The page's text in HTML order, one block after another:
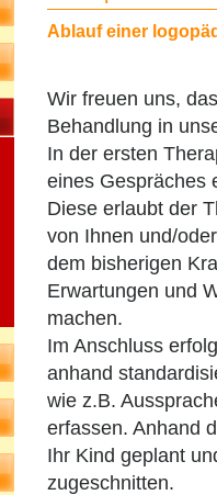
Ablauf einer
Wir freuen uns,
Behandlung in
In der ersten
eines Gespräches
Diese erlaubt der
von Ihnen und/
dem bisherigen
Erwartungen und
machen.
Im Anschluss
anhand
wie z.B.
erfassen. Anhand
Ihr Kind geplant
zugeschnitten.